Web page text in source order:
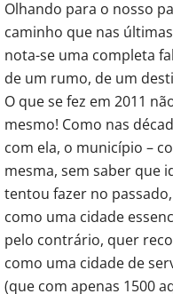
Olhando para o nosso
caminho que nas
nota-se uma completa
de um rumo, de um
O que se fez em 2011
mesmo! Como nas
com ela, o município –
mesma, sem saber que
tentou fazer no
como uma cidade
pelo contrário, quer
como uma cidade de
(que com apenas 1500